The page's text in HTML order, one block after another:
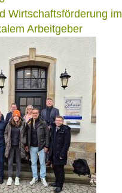
Wirtschaftsförderung im
Arbeitgeber